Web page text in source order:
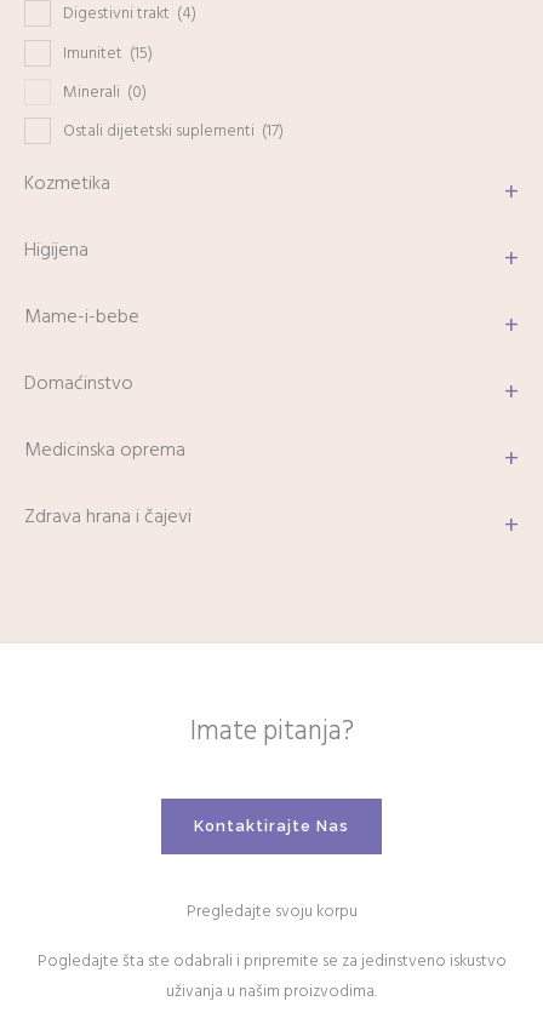
Digestivni trakt (4)
Imunitet (15)
Minerali (0)
Ostali dijetetski suplementi (17)
Kozmetika +
Higijena +
Mame-i-bebe +
Domaćinstvo +
Medicinska oprema +
Zdrava hrana i čajevi +
Imate pitanja?
Kontaktirajte Nas
Pregledajte svoju korpu
Pogledajte šta ste odabrali i pripremite se za jedinstveno iskustvo
uživanja u našim proizvodima.